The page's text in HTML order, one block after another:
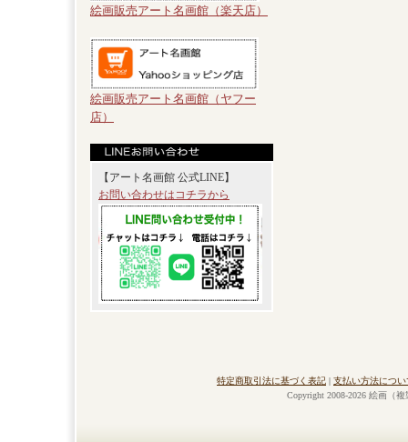
絵画販売アート名画館（楽天店）
絵画販売アート名画館（ヤフー
店）
【アート名画館 公式LINE】
お問い合わせはコチラから
特定商取引法に基づく表記 | 支払い方法につい
Copyright 2008-2026 絵画（